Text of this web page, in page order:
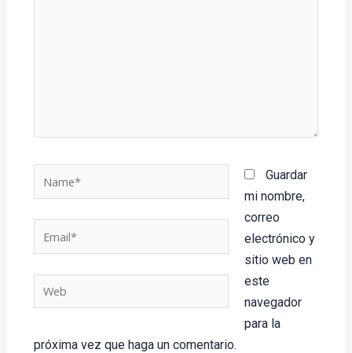
Guardar
mi nombre,
correo
electrónico y
sitio web en
este
navegador
para la
próxima vez que haga un comentario.